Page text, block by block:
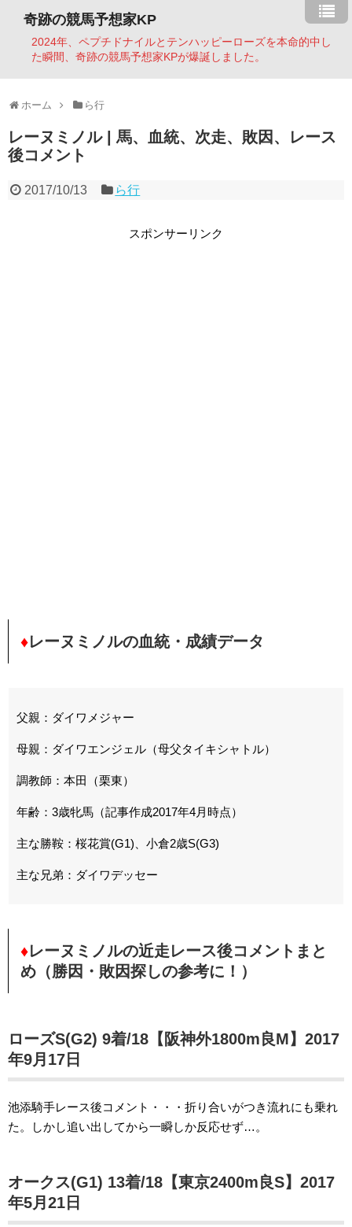
奇跡の競馬予想家KP
2024年、ペプチドナイルとテンハッピーローズを本命的中し
た瞬間、奇跡の競馬予想家KPが爆誕しました。
ホーム ら行
レーヌミノル | 馬、血統、次走、敗因、レース
後コメント
2017/10/13 ら行
スポンサーリンク
♦レーヌミノルの血統・成績データ
父親：ダイワメジャー
母親：ダイワエンジェル（母父タイキシャトル）
調教師：本田（栗東）
年齢：3歳牝馬（記事作成2017年4月時点）
主な勝鞍：桜花賞(G1)、小倉2歳S(G3)
主な兄弟：ダイワデッセー
♦レーヌミノルの近走レース後コメントまと
め（勝因・敗因探しの参考に！）
ローズS(G2) 9着/18【阪神外1800m良M】2017
年9月17日
池添騎手レース後コメント・・・折り合いがつき流れにも乗れ
た。しかし追い出してから一瞬しか反応せず…。
オークス(G1) 13着/18【東京2400m良S】2017
年5月21日